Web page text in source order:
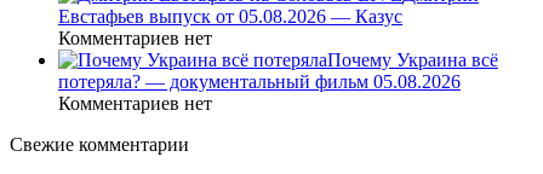
Евстафьев выпуск от 05.08.2026 — Казус
Комментариев нет
Почему Украина всё
потеряла? — документальный фильм 05.08.2026
Комментариев нет
Свежие комментарии